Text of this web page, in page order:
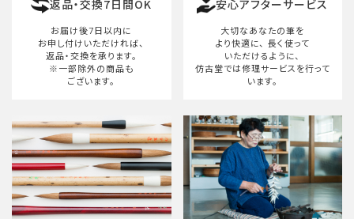
返品・交換7日間OK
お届け後7日以内に
お申し付けいただければ、
返品・交換を承ります。
※一部除外の商品も
ございます。
安心アフターサービス
大切なあなたの筆を
より快適に、 長く使って
いただけるように、
仿古堂では修理サービスを行って
います。